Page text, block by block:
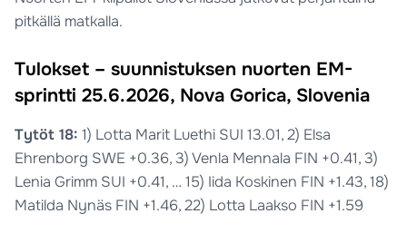
pitkällä matkalla.
Tulokset – suunnistuksen nuorten EM-
sprintti 25.6.2026, Nova Gorica, Slovenia
Tytöt 18:1) Lotta Marit Luethi SUI 13.01, 2) Elsa
Ehrenborg SWE +0.36, 3) Venla Mennala FIN +0.41, 3)
Lenia Grimm SUI +0.41, … 15) Iida Koskinen FIN +1.43, 18)
Matilda Nynäs FIN +1.46, 22) Lotta Laakso FIN +1.59